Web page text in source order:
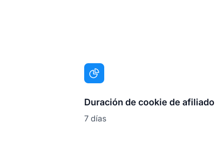
Duración de cookie de afiliado
7 días